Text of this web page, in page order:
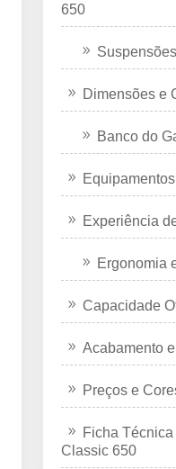
650
Dimensões e
Banco do
Experiência
Ergonomia
Capacidade
Acabamento
Preços e
Ficha
Classic 650